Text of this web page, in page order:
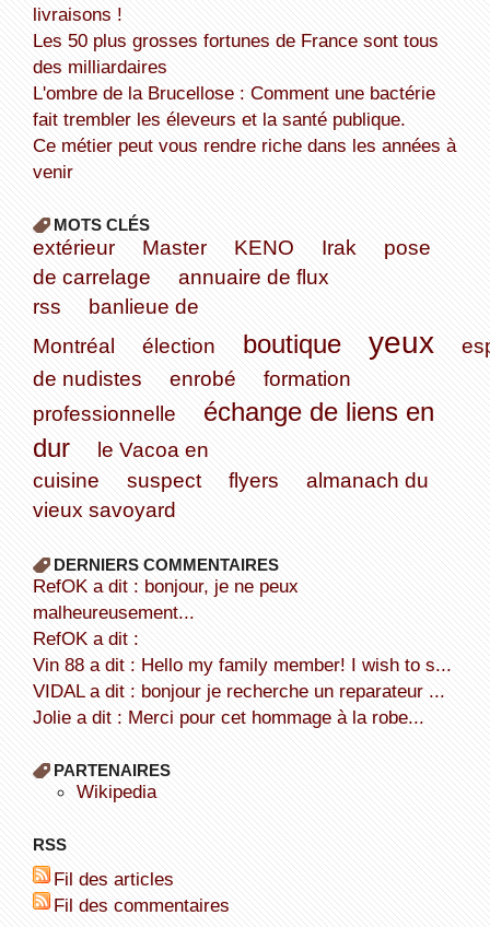
livraisons !
Les 50 plus grosses fortunes de France sont tous
des milliardaires
L'ombre de la Brucellose : Comment une bactérie
fait trembler les éleveurs et la santé publique.
Ce métier peut vous rendre riche dans les années à
venir
MOTS CLÉS
extérieur Master KENO Irak
pose
de carrelage
annuaire de flux
rss
banlieue de
Montréal
élection boutique yeux
de nudistes
enrobé
formation
professionnelle
échange de liens en
dur
le Vacoa en
cuisine
suspect flyers
almanach du
vieux savoyard
DERNIERS COMMENTAIRES
refOK a dit : bonjour, je ne peux
malheureusement...
refOK a dit :
Vin 88 a dit : Hello my family member! I wish to s...
VIDAL a dit : bonjour je recherche un reparateur ...
Jolie a dit : Merci pour cet hommage à la robe...
PARTENAIRES
wikipedia
RSS
Fil des articles
Fil des commentaires